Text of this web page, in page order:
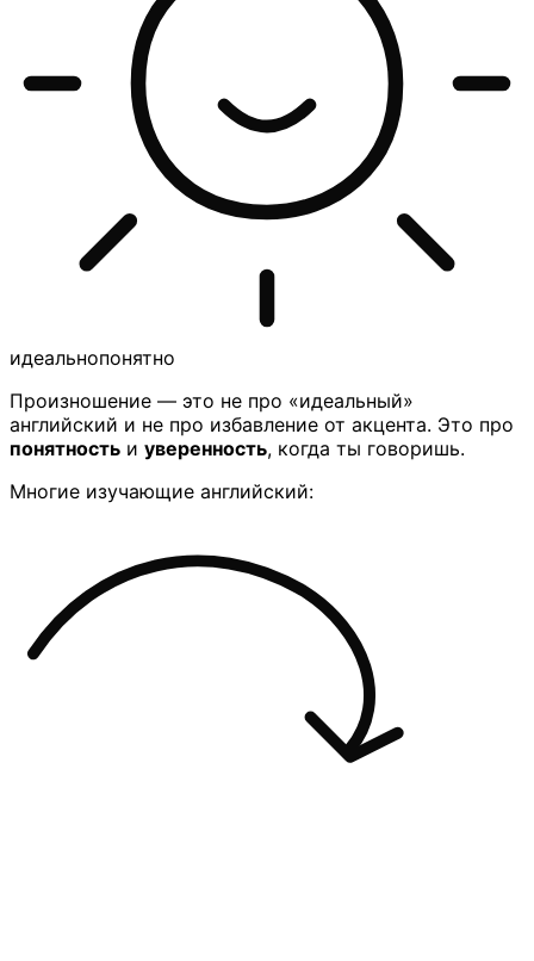
идеальнопонятно
Произношение — это не про «идеальный»
английский и не про избавление от акцента. Это про
понятность и уверенность, когда ты говоришь.
Многие изучающие английский: